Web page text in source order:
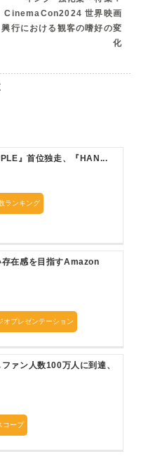
CinemaCon2024 世界映画
興行における観客の嗜好の変
化
』首位独走、『HAN...
ランキング
存在感を目指すAmazon
プレゼンテーション
ファン人数100万人に到達、
コープ